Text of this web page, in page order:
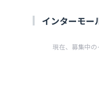
インターモー
現在、募集中の